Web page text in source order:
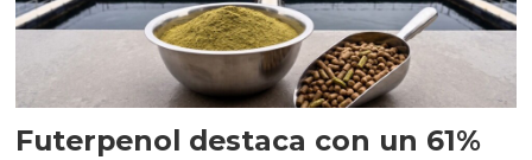
Futerpenol destaca con un 61%